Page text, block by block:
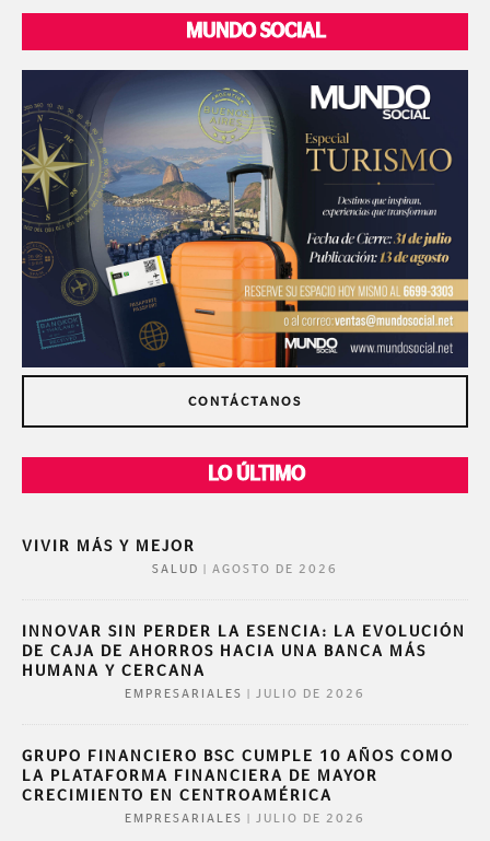
MUNDO SOCIAL
CONTÁCTANOS
LO ÚLTIMO
VIVIR MÁS Y MEJOR
SALUD AGOSTO DE 2026
INNOVAR SIN PERDER LA ESENCIA: LA EVOLUCIÓN
DE CAJA DE AHORROS HACIA UNA BANCA MÁS
HUMANA Y CERCANA
EMPRESARIALES JULIO DE 2026
GRUPO FINANCIERO BSC CUMPLE 10 AÑOS COMO
LA PLATAFORMA FINANCIERA DE MAYOR
CRECIMIENTO EN CENTROAMÉRICA
EMPRESARIALES JULIO DE 2026